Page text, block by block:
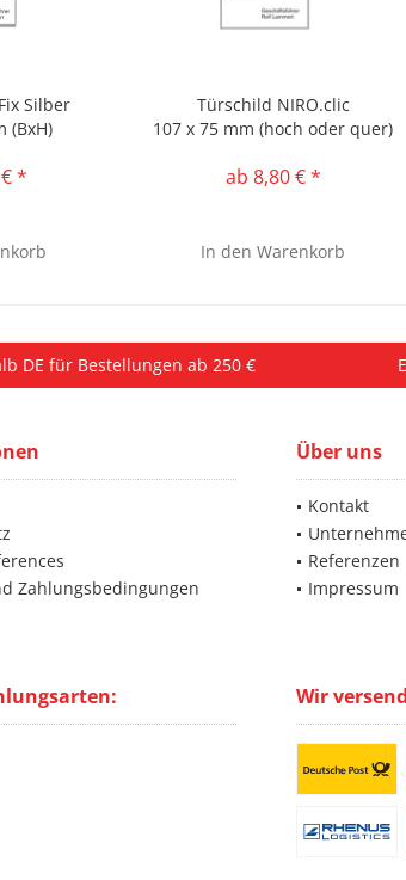
Silber
(BxH)
*
Türschild NIRO.clic
107 x 75 mm (hoch oder quer)
ab 8,80 € *
In den Warenkorb
DE für Bestellungen ab 250 €
Zahlungsbedingungen
Über uns
Kontakt
Referenzen
Impressum
Wir